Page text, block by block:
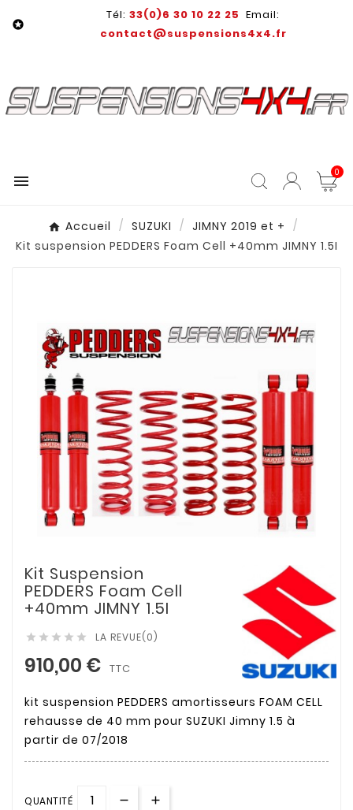

Tél: 33(0)6 30 10 22 25 Email:
contact@suspensions4x4.fr
 0
Accueil SUZUKI
JIMNY 2019 et +
Kit suspension PEDDERS Foam Cell +40mm JIMNY 1.5I
Kit Suspension
PEDDERS Foam Cell
+40mm JIMNY 1.5I
     LA REVUE(0)
910,00 € TTC
kit suspension PEDDERS amortisseurs FOAM CELL
rehausse de 40 mm pour SUZUKI Jimny 1.5 à
partir de 07/2018
QUANTITÉ